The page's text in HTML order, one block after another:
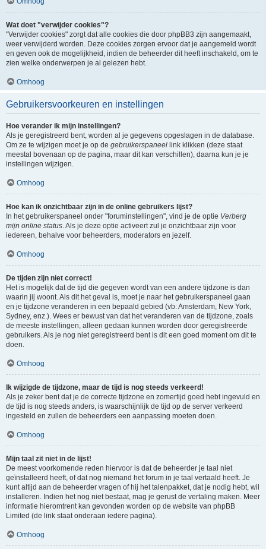
Wat doet "verwijder cookies"?
"Verwijder cookies" zorgt dat alle cookies die door phpBB3 zijn aangemaakt,
weer verwijderd worden. Deze cookies zorgen ervoor dat je aangemeld wordt
en geven ook de mogelijkheid, indien de beheerder dit heeft inschakeld, om te
zien welke onderwerpen je al gelezen hebt.
Omhoog
Gebruikersvoorkeuren en instellingen
Hoe verander ik mijn instellingen?
Als je geregistreerd bent, worden al je gegevens opgeslagen in de database.
Om ze te wijzigen moet je op de gebruikerspaneel link klikken (deze staat
meestal bovenaan op de pagina, maar dit kan verschillen), daarna kun je je
instellingen wijzigen.
Omhoog
Hoe kan ik onzichtbaar zijn in de online gebruikers lijst?
In het gebruikerspaneel onder "foruminstellingen", vind je de optie Verberg
mijn online status. Als je deze optie activeert zul je onzichtbaar zijn voor
iedereen, behalve voor beheerders, moderators en jezelf.
Omhoog
De tijden zijn niet correct!
Het is mogelijk dat de tijd die gegeven wordt van een andere tijdzone is dan
waarin jij woont. Als dit het geval is, moet je naar het gebruikerspaneel gaan
en je tijdzone veranderen in een bepaald gebied (vb: Amsterdam, New York,
Sydney, enz.). Wees er bewust van dat het veranderen van de tijdzone, zoals
de meeste instellingen, alleen gedaan kunnen worden door geregistreerde
gebruikers. Als je nog niet geregistreerd bent is dit een goed moment om dit te
doen.
Omhoog
Ik wijzigde de tijdzone, maar de tijd is nog steeds verkeerd!
Als je zeker bent dat je de correcte tijdzone en zomertijd goed hebt ingevuld en
de tijd is nog steeds anders, is waarschijnlijk de tijd op de server verkeerd
ingesteld en zullen de beheerders een aanpassing moeten doen.
Omhoog
Mijn taal zit niet in de lijst!
De meest voorkomende reden hiervoor is dat de beheerder je taal niet
geïnstalleerd heeft, of dat nog niemand het forum in je taal vertaald heeft. Je
kunt altijd aan de beheerder vragen of hij het talenpakket, dat je nodig hebt, wil
installeren. Indien het nog niet bestaat, mag je gerust de vertaling maken. Meer
informatie hieromtrent kan gevonden worden op de website van phpBB
Limited (de link staat onderaan iedere pagina).
Omhoog